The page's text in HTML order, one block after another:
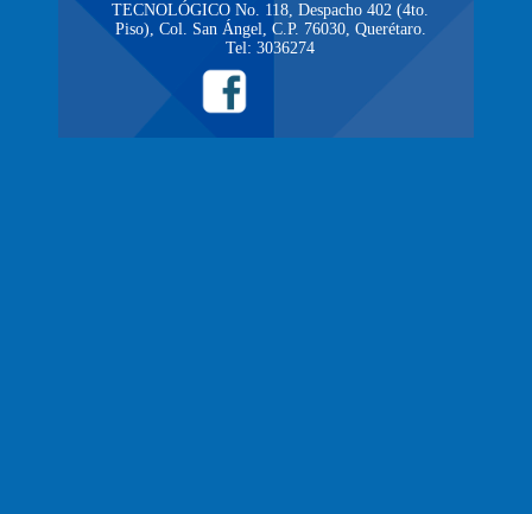
TECNOLÓGICO No. 118, Despacho 402 (4to.
Piso), Col. San Ángel, C.P. 76030, Querétaro.
Tel: 3036274